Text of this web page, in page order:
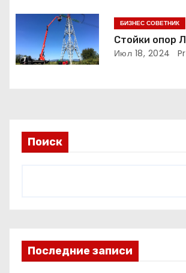
с
я
БИЗНЕС СОВЕТНИК
Стойки опор
Июл 18, 2024
Поиск
Последние записи